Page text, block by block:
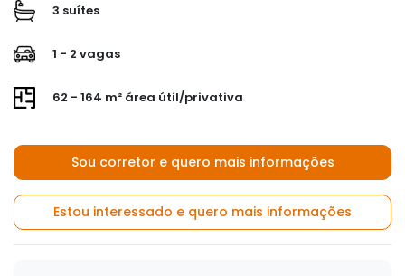
3 suítes
1 - 2 vagas
62 - 164 m² área útil/privativa
Sou corretor e quero mais informações
Estou interessado e quero mais informações